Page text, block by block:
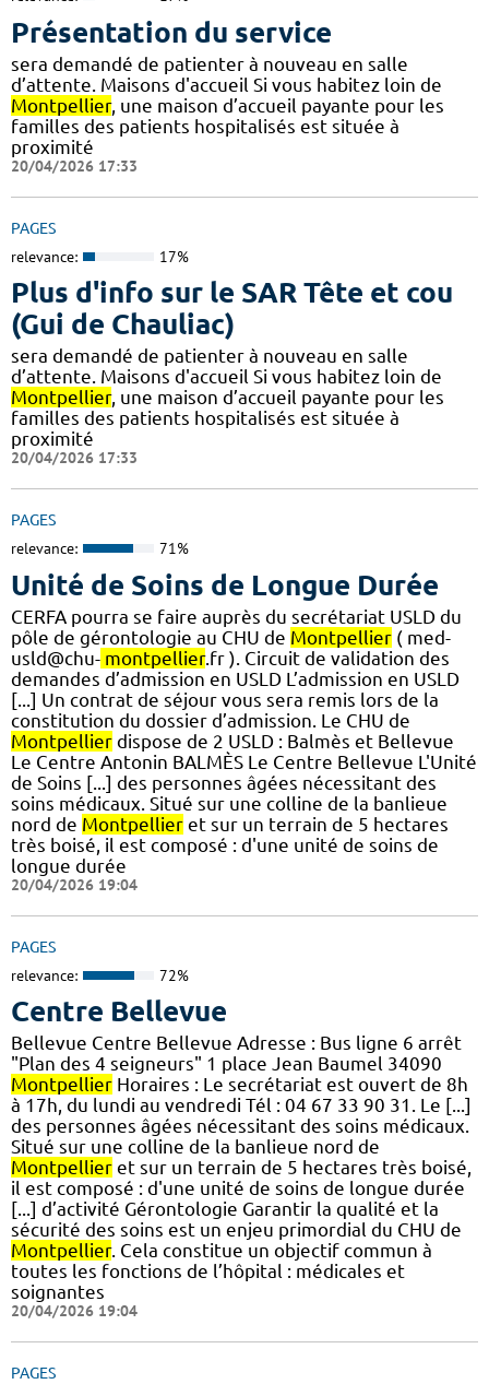
Présentation du service
sera demandé de patienter à nouveau en salle
d’attente. Maisons d'accueil Si vous habitez loin de
Montpellier, une maison d’accueil payante pour les
familles des patients hospitalisés est située à
proximité
20/04/2026 17:33
PAGES
relevance: 17%
Plus d'info sur le SAR Tête et cou
(Gui de Chauliac)
sera demandé de patienter à nouveau en salle
d’attente. Maisons d'accueil Si vous habitez loin de
Montpellier, une maison d’accueil payante pour les
familles des patients hospitalisés est située à
proximité
20/04/2026 17:33
PAGES
relevance: 71%
Unité de Soins de Longue Durée
CERFA pourra se faire auprès du secrétariat USLD du
pôle de gérontologie au CHU de Montpellier ( med-
usld@chu- montpellier.fr ). Circuit de validation des
demandes d’admission en USLD L’admission en USLD
[...] Un contrat de séjour vous sera remis lors de la
constitution du dossier d’admission. Le CHU de
Montpellier dispose de 2 USLD : Balmès et Bellevue
Le Centre Antonin BALMÈS Le Centre Bellevue L'Unité
de Soins [...] des personnes âgées nécessitant des
soins médicaux. Situé sur une colline de la banlieue
nord de Montpellier et sur un terrain de 5 hectares
très boisé, il est composé : d'une unité de soins de
longue durée
20/04/2026 19:04
PAGES
relevance: 72%
Centre Bellevue
Bellevue Centre Bellevue Adresse : Bus ligne 6 arrêt
"Plan des 4 seigneurs" 1 place Jean Baumel 34090
Montpellier Horaires : Le secrétariat est ouvert de 8h
à 17h, du lundi au vendredi Tél : 04 67 33 90 31. Le [...]
des personnes âgées nécessitant des soins médicaux.
Situé sur une colline de la banlieue nord de
Montpellier et sur un terrain de 5 hectares très boisé,
il est composé : d'une unité de soins de longue durée
[...] d’activité Gérontologie Garantir la qualité et la
sécurité des soins est un enjeu primordial du CHU de
Montpellier. Cela constitue un objectif commun à
toutes les fonctions de l’hôpital : médicales et
soignantes
20/04/2026 19:04
PAGES